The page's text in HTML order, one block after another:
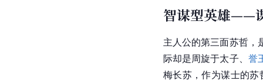
智谋型英雄——
主人公的第三面苏哲，
际却是周旋于太子、 誉
梅长苏，作为谋士的